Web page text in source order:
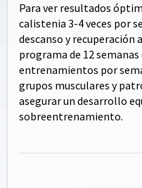
Para ver resultados
calistenia 3-4 veces por
descanso y recuperación
programa de 12
entrenamientos por
grupos musculares y
asegurar un desarrollo
sobreentrenamiento.